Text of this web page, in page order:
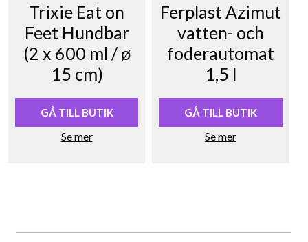
Trixie Eat on
Feet Hundbar
(2 x 600 ml / ø
15 cm)
GÅ TILL BUTIK
Se mer
Ferplast Azimut
vatten- och
foderautomat
1,5 l
GÅ TILL BUTIK
Se mer